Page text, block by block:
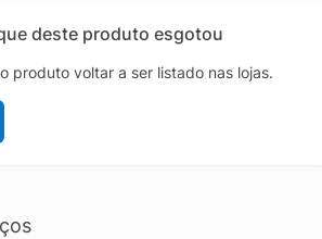
deste produto esgotou
produto voltar a ser listado nas lojas.